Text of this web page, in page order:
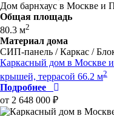
Дом барнхаус в Москве и
Общая площадь
80.3 м2
Материал дома
СИП-панель / Каркас /
Каркасный дом в Москве
крышей, террасой 66.2 м2
Подробнее
от 2 648 000 ₽